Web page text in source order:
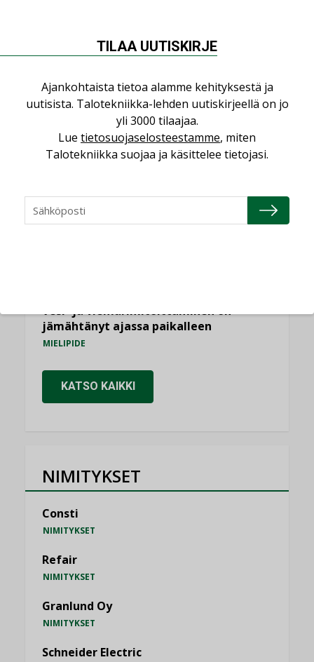
NÄKÖKULMIA
Puheista tekoihin – uusin teknologia
käyttöön kiinteistöissä
KOLUMNI
Sähköistäminen säästää euroja
KOLUMNI
KOLUMNI
Vesi- ja viemärimitoittaminen on
jämähtänyt ajassa paikalleen
MIELIPIDE
KATSO KAIKKI
NIMITYKSET
Consti
NIMITYKSET
Refair
NIMITYKSET
Granlund Oy
NIMITYKSET
Schneider Electric
TILAA UUTISKIRJE
Ajankohtaista tietoa alamme kehityksestä ja
uutisista. Talotekniikka-lehden uutiskirjeellä on jo
yli 3000 tilaajaa.
Lue tietosuojaselosteestamme, miten
Talotekniikka suojaa ja käsittelee tietojasi.